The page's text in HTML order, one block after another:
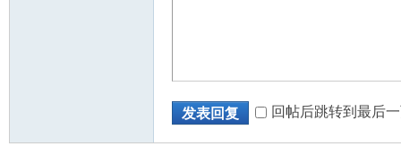
发表回复 回帖后跳转到最后